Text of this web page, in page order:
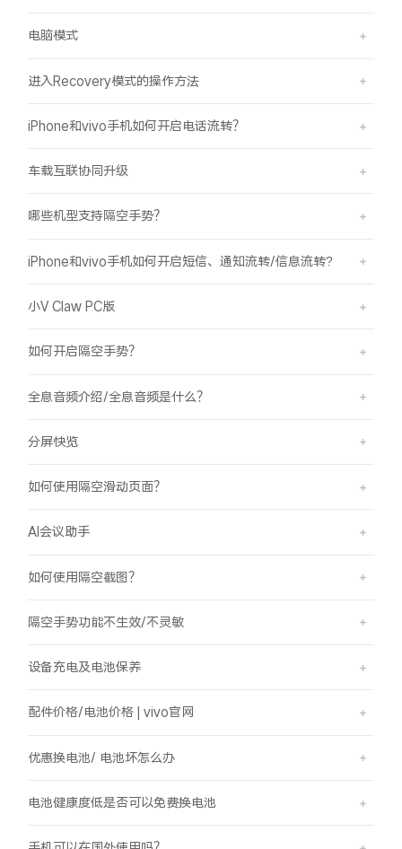
电脑模式
进入Recovery模式的操作方法
iPhone和vivo手机如何开启电话流转？
车载互联协同升级
哪些机型支持隔空手势？
iPhone和vivo手机如何开启短信、通知流转/信息流转?
小V Claw PC版
如何开启隔空手势？
全息音频介绍/全息音频是什么？
分屏快览
如何使用隔空滑动页面？
AI会议助手
如何使用隔空截图？
隔空手势功能不生效/不灵敏
设备充电及电池保养
配件价格/电池价格 | vivo官网
优惠换电池/ 电池坏怎么办
电池健康度低是否可以免费换电池